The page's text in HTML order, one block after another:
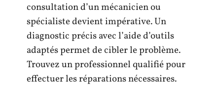
consultation d’un mécanicien ou
spécialiste devient impérative. Un
diagnostic précis avec l’aide d’outils
adaptés permet de cibler le problème.
Trouvez un professionnel qualifié pour
effectuer les réparations nécessaires.